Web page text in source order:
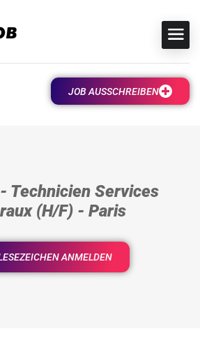
JOB AUSSCHREIBEN
Technicien Services
(H/F) - Paris
ANMELDEN